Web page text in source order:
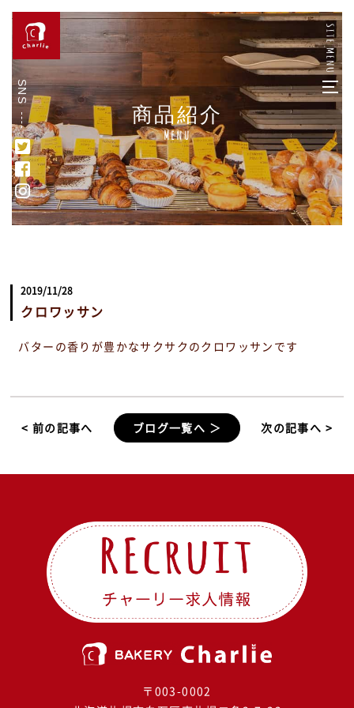
SNS
商品紹介
Menu
2019/11/28
クロワッサン
バターの香りが豊かなサクサクのクロワッサンです
< 前の記事へ ブログ一覧へ ＞ 次の記事へ >
〒003-0002